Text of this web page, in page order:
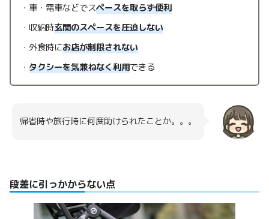
・車・電車などでスペースを取らず便利
・収納時玄関のスペースを圧迫しない
・外食時にお店が制限されない
・ タクシーを気兼ねなく利用できる
帰省時や旅行時に何度助けられたことか。。。
段差に引っかからない点